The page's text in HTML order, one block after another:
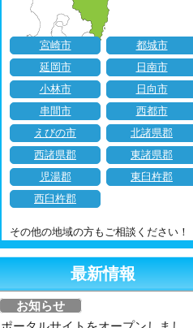
宮崎市
都城市
延岡市
日南市
小林市
日向市
串間市
西都市
えびの市
北諸県郡
西諸県郡
東諸県郡
児湯郡
東臼杵郡
西臼杵郡
その他の地域の方もご相談ください！
最新情報
お知らせ